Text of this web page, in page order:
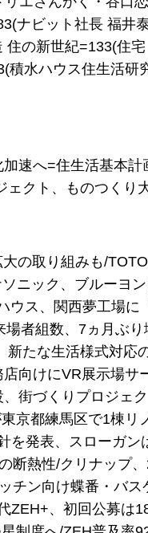
ナビット社長 福井
住の新世紀=133(住
積水ハウス住生活研
速へ=住生活基本
クト、ものつくり
の取り組みも/
ニック、ブルーヨ
ス、関西夢工場
者組数、7ヵ月ぶ
たな生活様式対応
向けにVR展示場
街づくりプロジェ
京都練馬区で1棟
発表、スローガ
断熱性/クリナップ
チン向け蝶番・バ
、初回公募は